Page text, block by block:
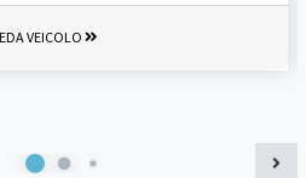
VEICOLO